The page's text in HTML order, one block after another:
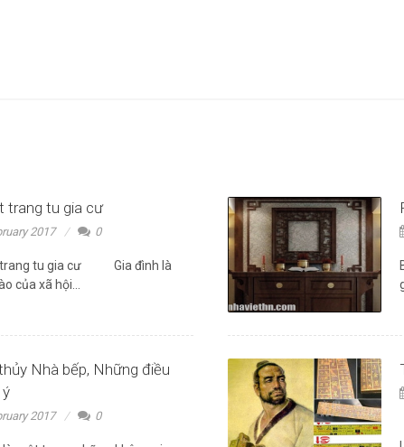
trang tu gia cư
2017 0
trang tu gia cư Gia đình là
của xã hội...
Nhà bếp, Những điều
2017 0